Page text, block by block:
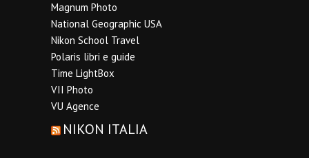
Magnum Photo
National Geographic USA
Nikon School Travel
Polaris libri e guide
Time LightBox
VII Photo
VU Agence
NIKON ITALIA